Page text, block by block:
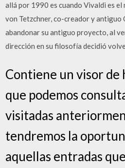
allá por 1990 es cuando Vivaldi es el
von Tetzchner, co-creador y antiguo
abandonar su antiguo proyecto, al
dirección en su filosofía decidió
Contiene un visor de
que podemos
visitadas
tendremos la
aquellas entradas